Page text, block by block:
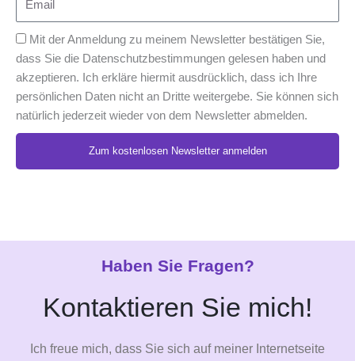
Mit der Anmeldung zu meinem Newsletter bestätigen Sie,
dass Sie die Datenschutzbestimmungen gelesen haben und
akzeptieren. Ich erkläre hiermit ausdrücklich, dass ich Ihre
persönlichen Daten nicht an Dritte weitergebe. Sie können sich
natürlich jederzeit wieder von dem Newsletter abmelden.
Zum kostenlosen Newsletter anmelden
Haben Sie Fragen?
Kontaktieren Sie mich!
Ich freue mich, dass Sie sich auf meiner Internetseite